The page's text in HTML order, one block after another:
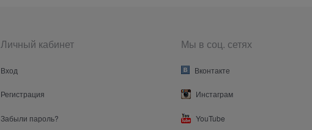
Личный кабинет
Вход
Регистрация
Забыли пароль?
Мы в соц. сетях
Вконтакте
Инстаграм
YouTube